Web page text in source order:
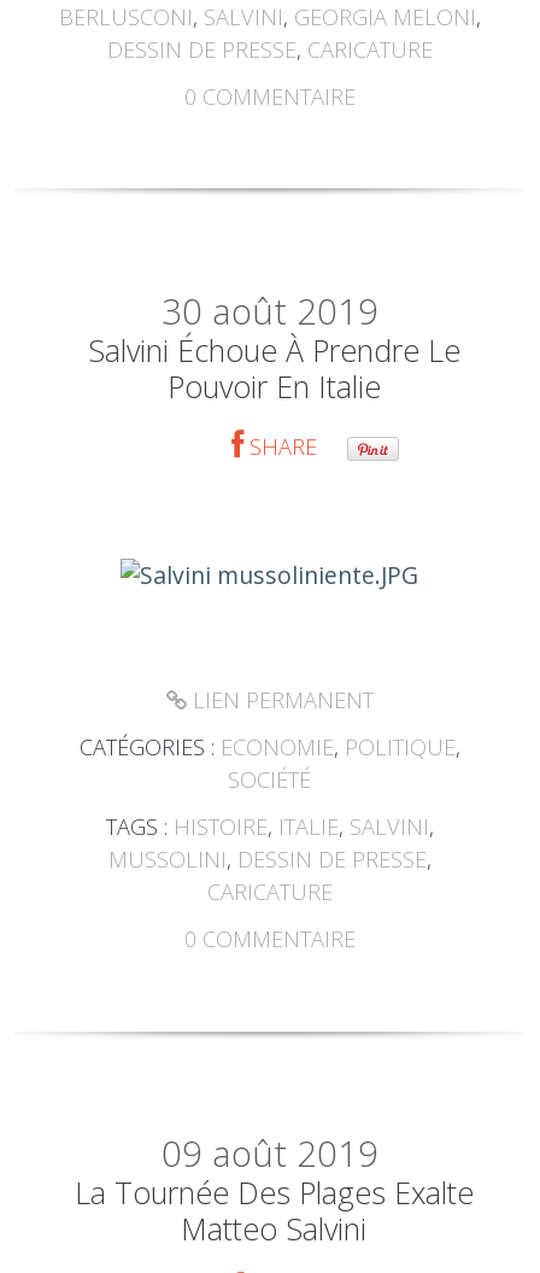
BERLUSCONI, SALVINI, GEORGIA MELONI,
DESSIN DE PRESSE, CARICATURE
0 COMMENTAIRE
30 août 2019
Salvini Échoue À Prendre Le
Pouvoir En Italie
SHARE
LIEN PERMANENT
CATÉGORIES : ECONOMIE, POLITIQUE,
SOCIÉTÉ
TAGS : HISTOIRE, ITALIE, SALVINI,
MUSSOLINI, DESSIN DE PRESSE,
CARICATURE
0 COMMENTAIRE
09 août 2019
La Tournée Des Plages Exalte
Matteo Salvini